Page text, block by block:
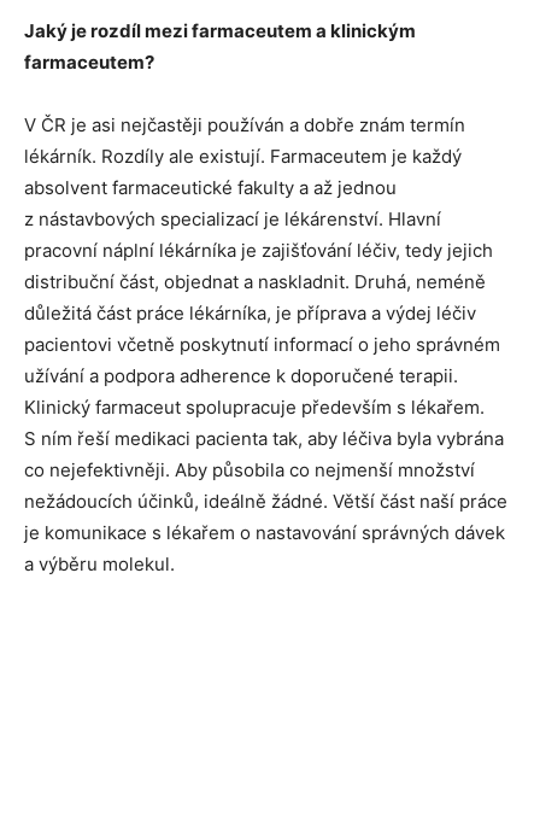
Jaký je rozdíl mezi farmaceutem a klinickým
farmaceutem?
V ČR je asi nejčastěji používán a dobře znám termín
lékárník. Rozdíly ale existují. Farmaceutem je každý
absolvent farmaceutické fakulty a až jednou
z nástavbových specializací je lékárenství. Hlavní
pracovní náplní lékárníka je zajišťování léčiv, tedy jejich
distribuční část, objednat a naskladnit. Druhá, neméně
důležitá část práce lékárníka, je příprava a výdej léčiv
pacientovi včetně poskytnutí informací o jeho správném
užívání a podpora adherence k doporučené terapii.
Klinický farmaceut spolupracuje především s lékařem.
S ním řeší medikaci pacienta tak, aby léčiva byla vybrána
co nejefektivněji. Aby působila co nejmenší množství
nežádoucích účinků, ideálně žádné. Větší část naší práce
je komunikace s lékařem o nastavování správných dávek
a výběru molekul.